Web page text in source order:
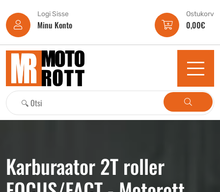
Logi Sisse
Minu Konto
Ostukorv
0,00€
Karburaator 2T roller